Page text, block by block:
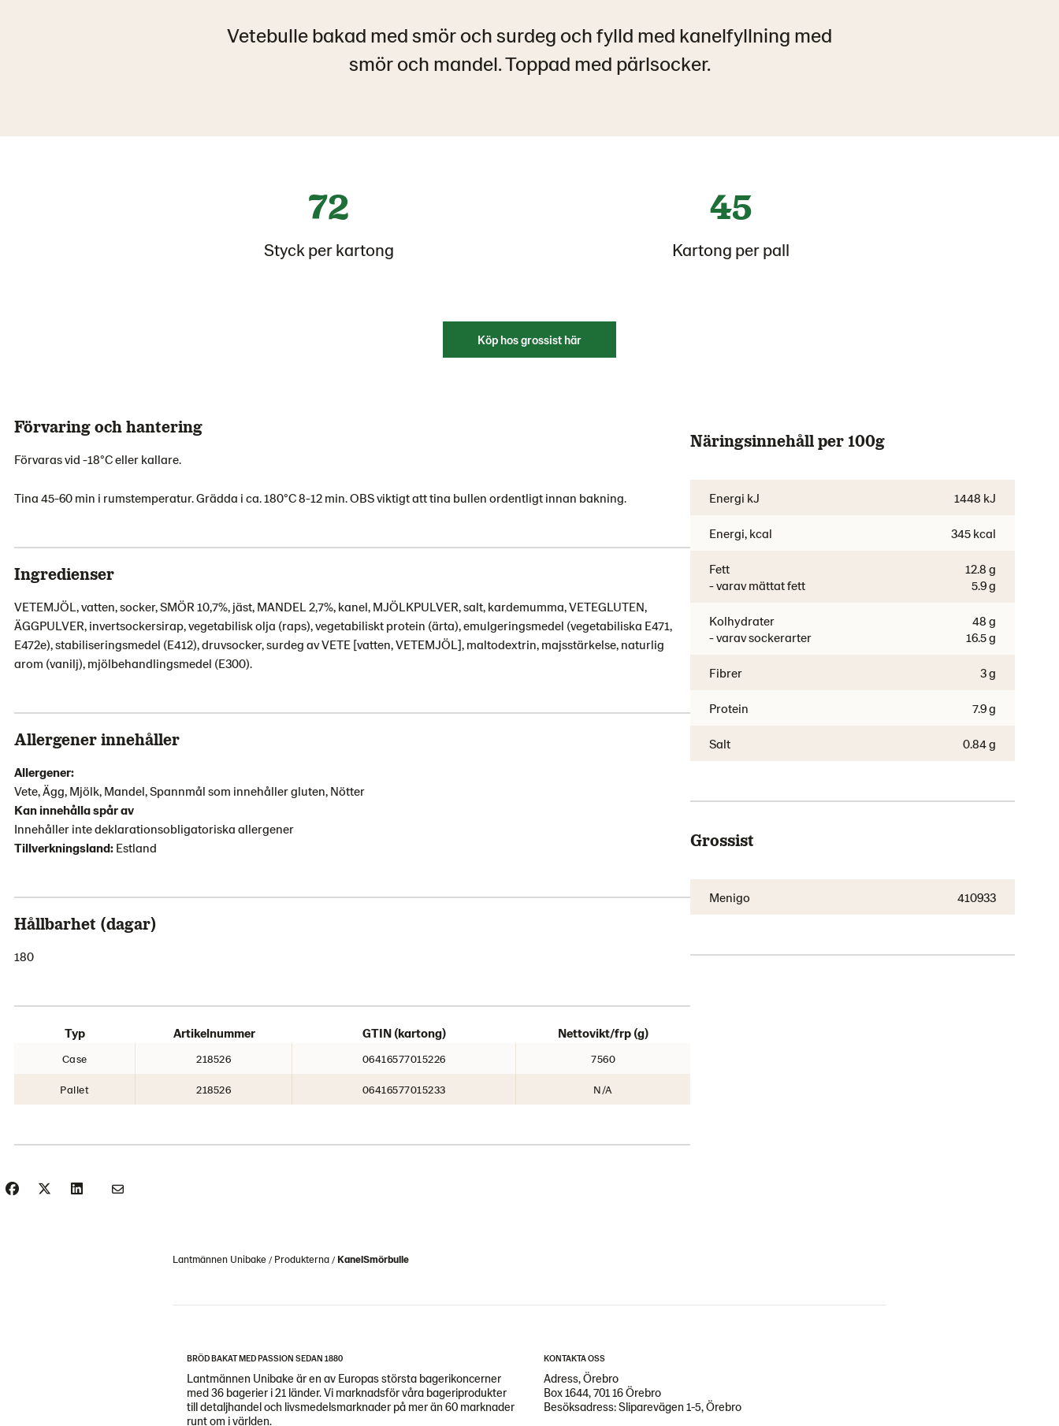
Vetebulle bakad med smör och surdeg och fylld med kanelfyllning med
smör och mandel. Toppad med pärlsocker.
72
Styck per kartong
45
Kartong per pall
Köp hos grossist här
Förvaring och hantering
Förvaras vid -18°C eller kallare.
Tina 45-60 min i rumstemperatur. Grädda i ca. 180°C 8-12 min. OBS viktigt att tina bullen ordentligt innan bakning.
Ingredienser
VETEMJÖL, vatten, socker, SMÖR 10,7%, jäst, MANDEL 2,7%, kanel, MJÖLKPULVER, salt, kardemumma, VETEGLUTEN,
ÄGGPULVER, invertsockersirap, vegetabilisk olja (raps), vegetabiliskt protein (ärta), emulgeringsmedel (vegetabiliska E471,
E472e), stabiliseringsmedel (E412), druvsocker, surdeg av VETE [vatten, VETEMJÖL], maltodextrin, majsstärkelse, naturlig
arom (vanilj), mjölbehandlingsmedel (E300).
Allergener innehåller
Allergener:
Vete, Ägg, Mjölk, Mandel, Spannmål som innehåller gluten, Nötter
Kan innehålla spår av
Innehåller inte deklarationsobligatoriska allergener
Tillverkningsland: Estland
Hållbarhet (dagar)
180
Typ Artikelnummer GTIN (kartong) Nettovikt/frp (g)
Case 218526 06416577015226 7560
Pallet 218526 06416577015233 N/A
Näringsinnehåll per 100g
Energi kJ 1448 kJ
Energi, kcal 345 kcal
Fett
- varav mättat fett
12.8 g
5.9 g
Kolhydrater
- varav sockerarter
48 g
16.5 g
Fibrer 3 g
Protein 7.9 g
Salt 0.84 g
Grossist
Menigo 410933
Lantmännen Unibake Produkterna KanelSmörbulle
BRÖD BAKAT MED PASSION SEDAN 1880
Lantmännen Unibake är en av Europas största bagerikoncerner
med 36 bagerier i 21 länder. Vi marknadsför våra bageriprodukter
till detaljhandel och livsmedelsmarknader på mer än 60 marknader
runt om i världen.
KONTAKTA OSS
Adress, Örebro
Box 1644, 701 16 Örebro
Besöksadress: Sliparevägen 1-5, Örebro